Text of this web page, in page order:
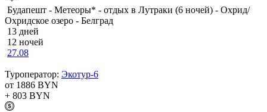
Будапешт - Метеоры* - отдых в Лутраки (6 ночей) - Охрид/
Охридское озеро - Белград
13 дней
12 ночей
27.08
Туроператор: Экотур-6
от 1886 BYN
+ 803 BYN